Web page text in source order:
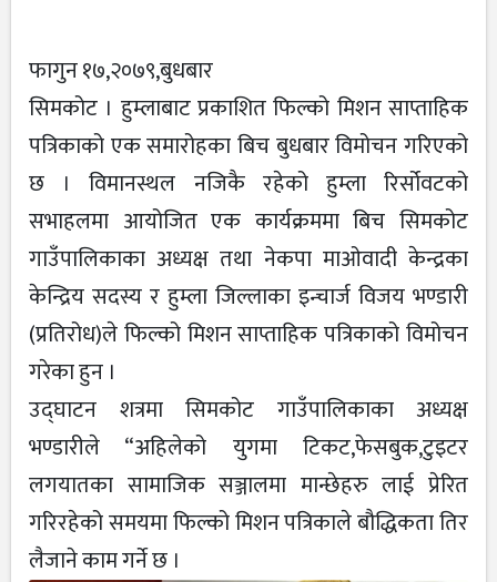
फागुन १७,२०७९,बुधबार
सिमकोट । हुम्लाबाट प्रकाशित फिल्को मिशन साप्ताहिक
पत्रिकाको एक समारोहका बिच बुधबार विमोचन गरिएको
छ । विमानस्थल नजिकै रहेको हुम्ला रिर्सोवटको
सभाहलमा आयोजित एक कार्यक्रममा बिच सिमकोट
गाउँपालिकाका अध्यक्ष तथा नेकपा माओवादी केन्द्रका
केन्द्रिय सदस्य र हुम्ला जिल्लाका इन्चार्ज विजय भण्डारी
(प्रतिरोध)ले फिल्को मिशन साप्ताहिक पत्रिकाको विमोचन
गरेका हुन ।
उद्घाटन शत्रमा सिमकोट गाउँपालिकाका अध्यक्ष
भण्डारीले “अहिलेको युगमा टिकट,फेसबुक,टुइटर
लगयातका सामाजिक सञ्जालमा मान्छेहरु लाई प्रेरित
गरिरहेको समयमा फिल्को मिशन पत्रिकाले बौद्धिकता तिर
लैजाने काम गर्ने छ ।